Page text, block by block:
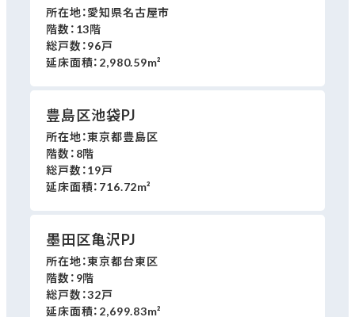
所在地：愛知県名古屋市
階数： 13階
総戸数：96戸
延床面積： 2,980.59m²
豊島区池袋PJ
所在地：東京都豊島区
階数： 8階
総戸数：19戸
延床面積： 716.72m²
墨田区亀沢PJ
所在地：東京都台東区
階数： 9階
総戸数：32戸
延床面積： 2,699.83m²